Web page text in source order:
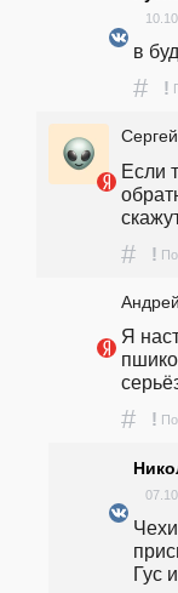
в
# !
Если
# !
Я
# !
Гус